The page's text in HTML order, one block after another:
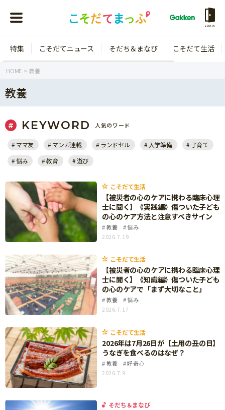
LOGIN
年齢から探す
年中
年長
小学1年生
小学2年生
小学3年生
小学4年生
小学5年生
特集
こそだてニュース
イベント
ニュース
そだち＆まなび
ワーク・ドリル
幼稚園・保育園
小学校
科学・プログラミング
教育・学習
絵本・読み聞かせ
自由研究・工作
読書感想文
本・読書
運動・あそび・ゲーム
こそだて生活
住まい
ファッション・美容
行事・イベント
親子でいっしょに
人間関係
おでかけ
こそだてマンガ
特集 こそだてニュース そだち＆まなび こそだて生活
HOME 教養
教養
KEYWORD 人気のワード
ママ友 マンガ連載 ランドセル 入学準備
子育て
悩み
教育 遊び
こそだて生活
【被災者の心のケアに携わる臨床心理
士に聞く】《実践編》傷ついた子ども
の心のケア方法と注意すべきサイン
教養
悩み
2026.7.19
こそだて生活
【被災者の心のケアに携わる臨床心理
士に聞く】《知識編》傷ついた子ども
の心のケアで「まず大切なこと」
教養
悩み
2026.7.17
こそだて生活
2026年は7月26日が【土用の丑の日】
うなぎを食べるのはなぜ？
教養
好奇心
2026.7.9
そだち＆まなび